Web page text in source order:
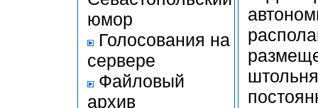
юмор
Голосования на
сервере
Файловый
архив